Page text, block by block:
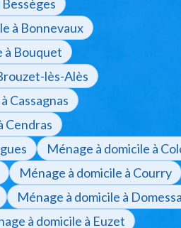
à Bonnevaux
à Bouquet
lès-Alès
Cassagnas
Cendras
Ménage à domicile à
Ménage à domicile à Courry
Ménage à domicile à
à domicile à Euzet